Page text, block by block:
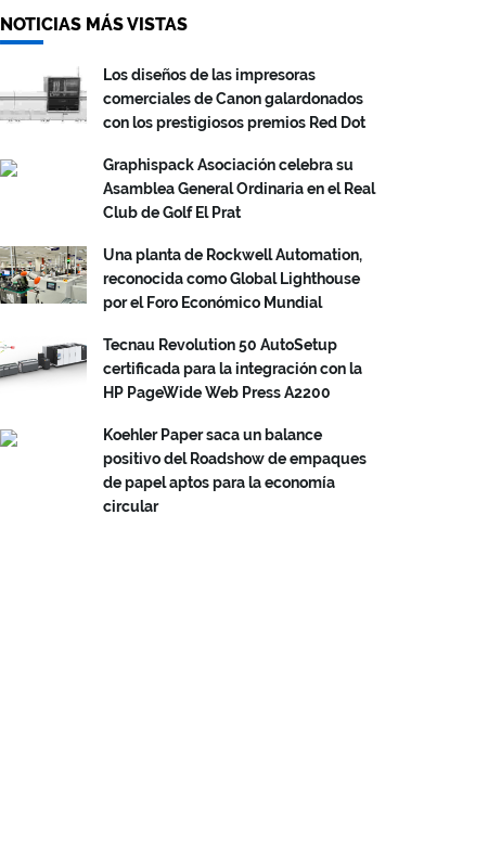
NOTICIAS MÁS VISTAS
Los diseños de las impresoras
comerciales de Canon galardonados
con los prestigiosos premios Red Dot
Graphispack Asociación celebra su
Asamblea General Ordinaria en el Real
Club de Golf El Prat
Una planta de Rockwell Automation,
reconocida como Global Lighthouse
por el Foro Económico Mundial
Tecnau Revolution 50 AutoSetup
certificada para la integración con la
HP PageWide Web Press A2200
Koehler Paper saca un balance
positivo del Roadshow de empaques
de papel aptos para la economía
circular